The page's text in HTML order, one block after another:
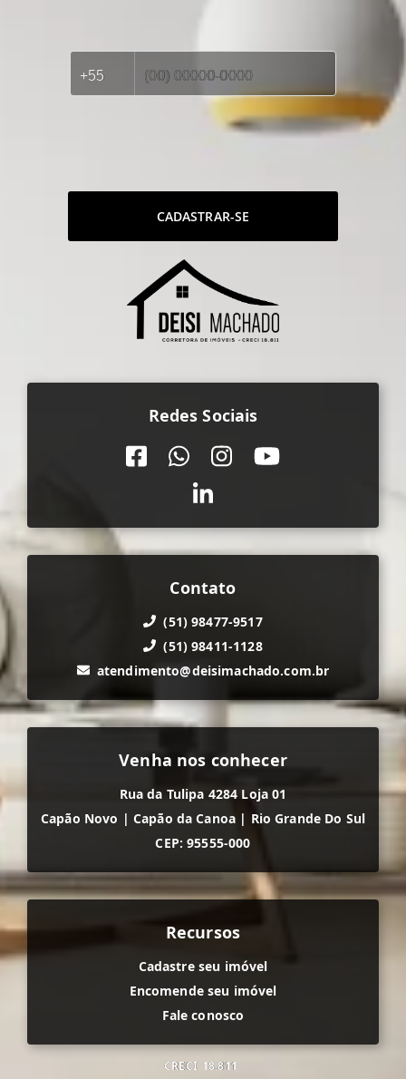
CADASTRAR-SE
Redes Sociais
Contato
(51) 98477-9517
(51) 98411-1128
atendimento@deisimachado.com.br
Venha nos conhecer
Rua da Tulipa 4284 Loja 01
Capão Novo | Capão da Canoa | Rio Grande Do Sul
CEP: 95555-000
Recursos
Cadastre seu imóvel
Encomende seu imóvel
Fale conosco
CRECI 18.811